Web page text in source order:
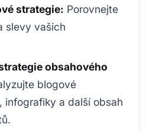
strategie: Porovnejte
slevy vašich
obsahového
blogové
infografiky a další obsah